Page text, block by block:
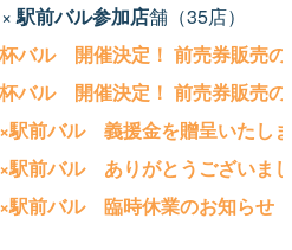
×駅前バル参加店舗（35店）
バル 開催決定！ 前売券販売の
バル 開催決定！ 前売券販売の
駅前バル 義援金を贈呈いたし
駅前バル ありがとうございま
駅前バル 臨時休業のお知らせ